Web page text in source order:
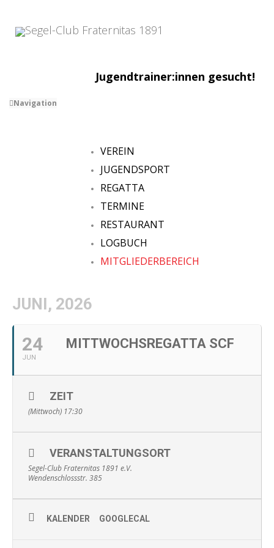
Jugendtrainer:innen gesucht!
Navigation
VEREIN
JUGENDSPORT
REGATTA
TERMINE
RESTAURANT
LOGBUCH
MITGLIEDERBEREICH
JUNI, 2026
24
JUN
MITTWOCHSREGATTA SCF
ZEIT
(Mittwoch) 17:30
VERANSTALTUNGSORT
Segel-Club Fraternitas 1891 e.V.
Wendenschlossstr. 385
KALENDER GOOGLECAL